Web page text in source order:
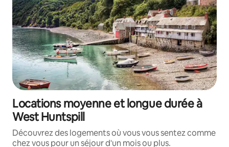
Locations moyenne et longue durée à
West Huntspill
Découvrez des logements où vous vous sentez comme
chez vous pour un séjour d'un mois ou plus.